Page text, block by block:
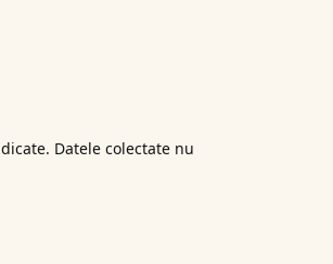
Datele colectate nu